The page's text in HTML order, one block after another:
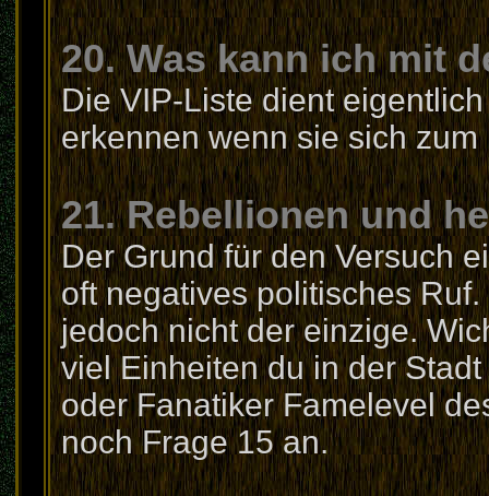
20. Was kann ich mit
Die VIP-Liste dient
erkennen wenn sie sich
21. Rebellionen und
Der Grund für den Versuch
oft negatives politisches
jedoch nicht der einzige.
viel Einheiten du in der
oder Fanatiker Famelevel
noch Frage 15 an.